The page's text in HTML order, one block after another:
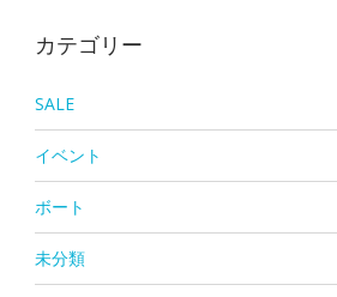
カテゴリー
SALE
イベント
ボート
未分類